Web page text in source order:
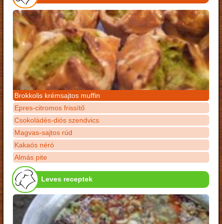
Brokkolis krémsajtos muffin
Epres-citromos frissítő
Csokoládés-diós szendvics
Magvas-sajtos rúd
Kakaós néró
Almás pite
Leves receptek